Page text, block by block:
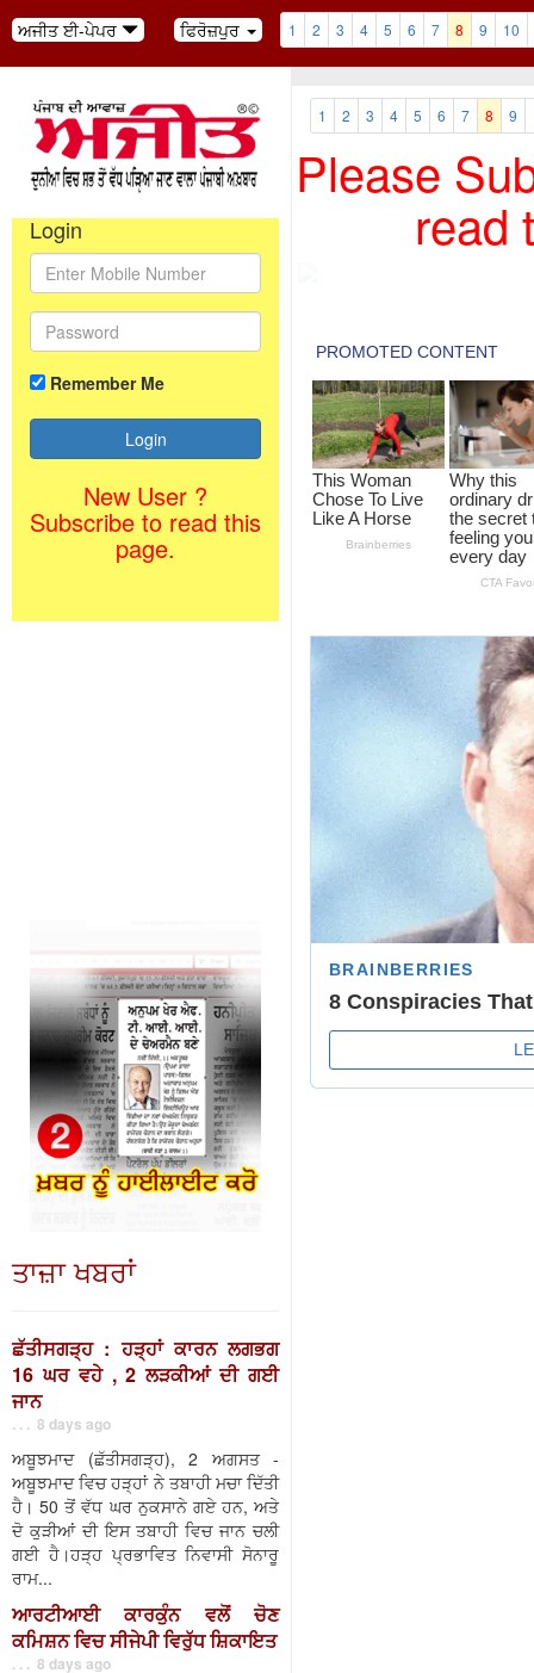
ਅਜੀਤ ਈ-ਪੇਪਰ ਫਿਰੋਜ਼ਪੁਰ 1 2 3 4 5 6 7 8 9 10
Login
Remember Me
New User ?
Subscribe to read this
page.
ਤਾਜ਼ਾ ਖਬਰਾਂ
ਛੱਤੀਸਗੜ੍ਹ : ਹੜ੍ਹਾਂ ਕਾਰਨ ਲਗਭਗ
16 ਘਰ ਵਹੇ , 2 ਲੜਕੀਆਂ ਦੀ ਗਈ
ਜਾਨ
. . . 8 days ago
ਅਬੂਝਮਾਦ (ਛੱਤੀਸਗੜ੍ਹ), 2 ਅਗਸਤ -
ਅਬੂਝਮਾਦ ਵਿਚ ਹੜ੍ਹਾਂ ਨੇ ਤਬਾਹੀ ਮਚਾ ਦਿੱਤੀ
ਹੈ। 50 ਤੋਂ ਵੱਧ ਘਰ ਨੁਕਸਾਨੇ ਗਏ ਹਨ, ਅਤੇ
ਦੋ ਕੁੜੀਆਂ ਦੀ ਇਸ ਤਬਾਹੀ ਵਿਚ ਜਾਨ ਚਲੀ
ਗਈ ਹੈ।ਹੜ੍ਹ ਪ੍ਰਭਾਵਿਤ ਨਿਵਾਸੀ ਸੋਨਾਰੂ
ਰਾਮ...
ਆਰਟੀਆਈ ਕਾਰਕੁੰਨ ਵਲੋਂ ਚੋਣ
ਕਮਿਸ਼ਨ ਵਿਚ ਸੀਜੇਪੀ ਵਿਰੁੱਧ ਸ਼ਿਕਾਇਤ
. . . 8 days ago
1 2 3 4 5 6 7 8 9
Please
read